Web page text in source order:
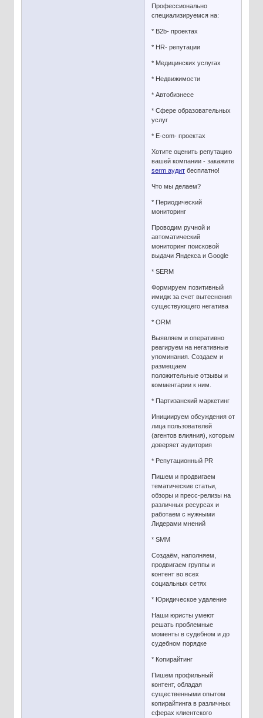
Профессионально
специализируемся на:
* B2b- проектах
* HR- репутации
* Медицинских услугах
* Недвижимости
* Автобизнесе
* Сфере образовательных
услуг
* E-com- проектах
Хотите оценить репутацию
вашей компании - закажите
serm аудитбесплатно!
Что мы делаем?
* Периодический
мониторинг
Проводим ручной и
автоматический
мониторинг поисковой
выдачи Яндекса и Google
* SERM
Формируем позитивный
имидж за счет вытеснения
существующего негатива
* ORM
Выявляем и оперативно
реагируем на негативные
упоминания. Создаем и
размещаем
положительные отзывы и
комментарии к ним.
* Партизанский маркетинг
Инициируем обсуждения от
лица пользователей
(агентов влияния), которым
доверяет аудитория
* Репутационный PR
Пишем и продвигаем
тематические статьи,
обзоры и пресс-релизы на
различных ресурсах и
работаем с нужными
Лидерами мнений
* SMM
Создаём, наполняем,
продвигаем группы и
контент во всех
социальных сетях
* Юридическое удаление
Наши юристы умеют
решать проблемные
моменты в судебном и до
судебном порядке
* Копирайтинг
Пишем профильный
контент, обладая
существенными опытом
копирайтинга в различных
сферах клиентского